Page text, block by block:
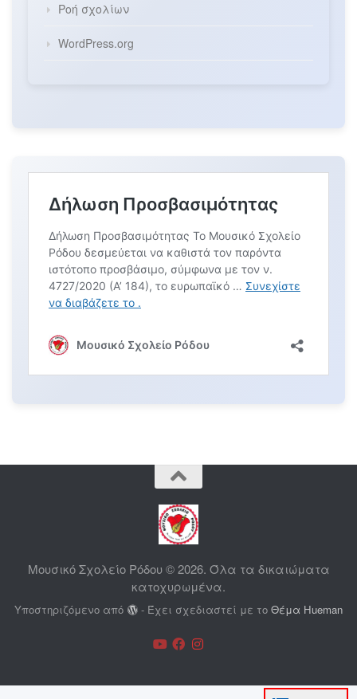
Ροή σχολίων
WordPress.org
Μουσικό Σχολείο Ρόδου © 2026. Όλα τα δικαιώματα
κατοχυρωμένα.
Υποστηριζόμενο από - Έχει σχεδιαστεί με το Θέμα Ηueman